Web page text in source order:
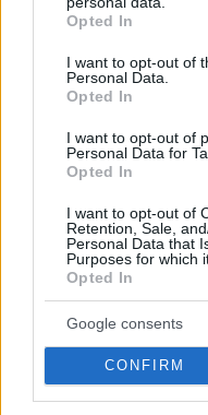
grant or deny consent
use your data for below
consent section.
Opted In
I want to opt-out of
Personal Data.
Opted In
I want to opt-out of
Personal Data for
Opted In
I want to opt-out of
Retention, Sale,
Personal Data that
Purposes for which
Opted In
Google consents
CONFIRM
Κυριάκος
αγαπημένο μου
07.08.2026, 19:39